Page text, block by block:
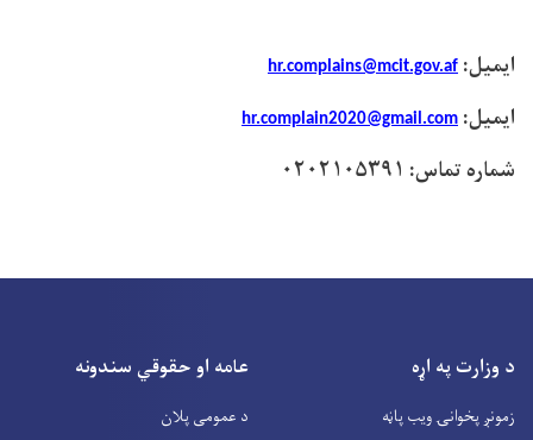
ایمیل: hr.complains@mcit.gov.af
ایمیل: hr.complain2020@gmail.com
شماره تماس: ۰۲۰۲۱۰۵۳۹۱
د وزارت په اړه
زمونږ پخوانۍ ویب پاڼه
عامه او حقوقي سندونه
د عمومی پلان